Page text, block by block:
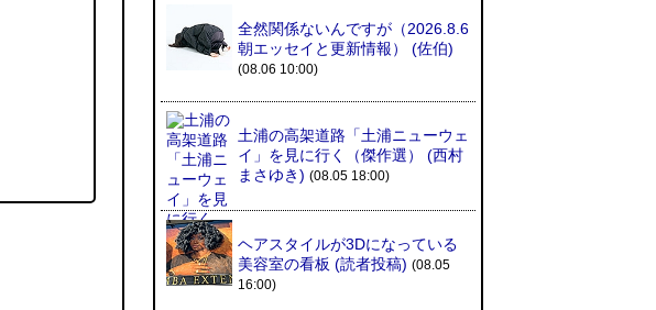
全然関係ないんですが（2026.8.6
朝エッセイと更新情報）
(佐伯)
(08.06 10:00)
土浦の高架道路「土浦ニューウェ
イ」を見に行く（傑作選）
(西村
まさゆき) (08.05 18:00)
ヘアスタイルが3Dになっている
美容室の看板 (読者投稿) (08.05
16:00)